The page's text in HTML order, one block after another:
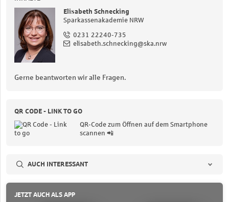
Elisabeth Schnecking
Sparkassenakademie NRW
0231 22240-735
elisabeth.schnecking@ska.nrw
Gerne beantworten wir alle Fragen.
QR CODE - LINK TO GO
QR-Code zum Öffnen auf dem Smartphone
scannen 📲
AUCH INTERESSANT
JETZT AUCH ALS APP